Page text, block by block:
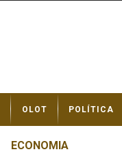
t
OLOT POLÍTICA
ECONOMIA